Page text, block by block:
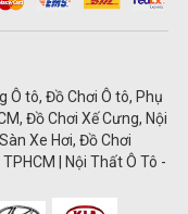
Ô tô, Đồ Chơi Ô tô, Phụ
Đồ Chơi Xế Cưng, Nội
Xe Hơi, Đồ Chơi
| Nội Thất Ô Tô -